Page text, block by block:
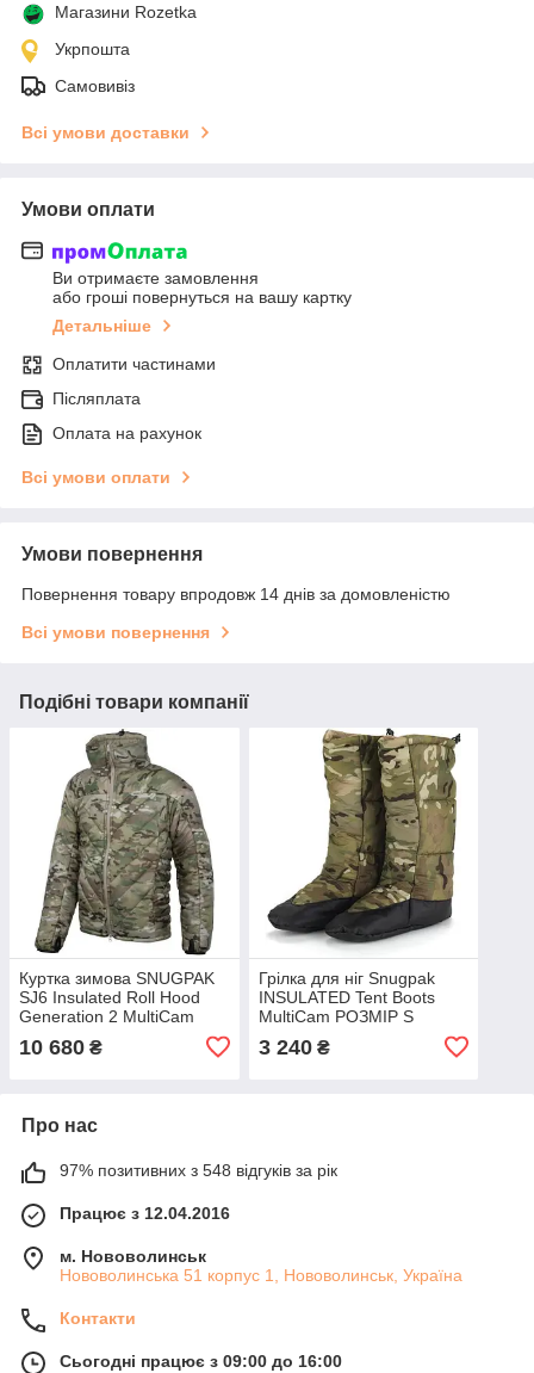
Магазини Rozetka
Укрпошта
Самовивіз
Всі умови доставки
Умови оплати
Ви отримаєте замовлення
або гроші повернуться на вашу картку
Детальніше
Оплатити частинами
Післяплата
Оплата на рахунок
Всі умови оплати
Умови повернення
Повернення товару впродовж 14 днів за домовленістю
Всі умови повернення
Подібні товари компанії
Куртка зимова SNUGPAK
SJ6 Insulated Roll Hood
Generation 2 MultiCam
10 680 ₴
Грілка для ніг Snugpak
INSULATED Tent Boots
MultiCam РОЗМІР S
3 240₴
Про нас
97% позитивних з 548 відгуків за рік
Працює з 12.04.2016
м. Нововолинськ
Нововолинська 51 корпус 1, Нововолинськ, Україна
Контакти
Сьогодні працює з 09:00 до 16:00